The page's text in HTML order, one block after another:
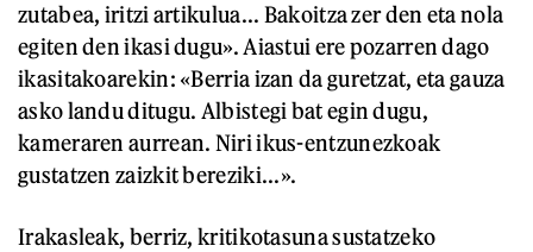
zutabea, iritzi artikulua... Bakoitza zer den eta nola
egiten den ikasi dugu». Aiastui ere pozarren dago
ikasitakoarekin: «Berria izan da guretzat, eta gauza
asko landu ditugu. Albistegi bat egin dugu,
kameraren aurrean. Niri ikus-entzunezkoak
gustatzen zaizkit bereziki...».
Irakasleak, berriz, kritikotasuna sustatzeko